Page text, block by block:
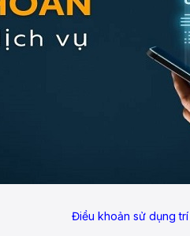
Điều khoản sử dụng